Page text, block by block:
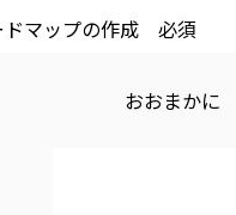
マップの作成
おおまかに